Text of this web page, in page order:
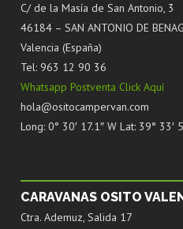
C/ de la Masía de San Antonio, 3
46184 – SAN ANTONIO DE
Valencia (España)
Tel: 963 12 90 36
Whatsapp Postventa Click Aquí
hola@ositocampervan.com
Long: 0° 30′ 17.1″ W Lat: 39° 33′
CARAVANAS OSITO
Ctra. Ademuz, Salida 17